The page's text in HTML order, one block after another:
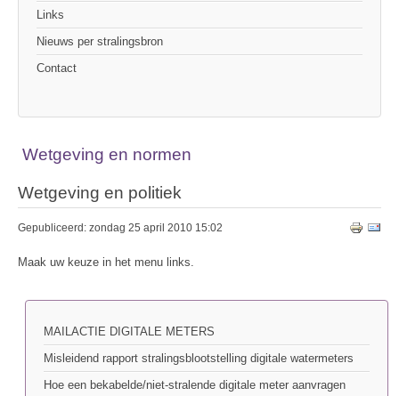
Links
Nieuws per stralingsbron
Contact
Wetgeving en normen
Wetgeving en politiek
Gepubliceerd: zondag 25 april 2010 15:02
Maak uw keuze in het menu links.
MAILACTIE DIGITALE METERS
Misleidend rapport stralingsblootstelling digitale watermeters
Hoe een bekabelde/niet-stralende digitale meter aanvragen